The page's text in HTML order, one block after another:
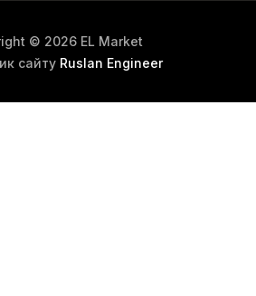
© 2026 EL Market
сайту Ruslan Engineer